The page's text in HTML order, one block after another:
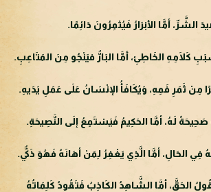
أمَّا الأبْرَارُ فَيُثمِرُونَ دَائِمًا.
كَلَامِهِ الخَاطِئِ، أمَّا البَارُّ فيَنْجُو مِنَ المَتَاعِبِ.
مِنْ ثَمَرِ فَمِهِ، وَيُكَافَأُ الإنْسَانُ عَلَى عَمَلِ يَدَيهِ.
لَهُ، أمَّا الحَكِيمُ فَيَسْتَمِعُ إلَى النَّصِيحَةِ.
الحَالِ، أمَّا الَّذِي يَغْفِرُ لِمَنْ أهَانَهُ فَهُوَ ذَكيٌّ.
الحَقَّ، أمَّا الشَّاهِدُ الكَاذِبُ فَتَقُودُ كَلِمَاتُهُ